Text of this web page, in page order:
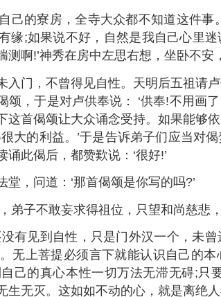
的寮房，全寺大众都不知道这件事
缘;如果说不好，自然是我自己心里
啊!’神秀在房中左思右想，坐卧不安
门，不曾得见自性。天明后五祖请卢
颂，于是对卢供奉说： ‘供奉!不用画
这首偈颂让大众诵念受持。如果能够
大的利益。’于是告诉弟子们应当对
此偈后，都赞歎说：‘很好!’
，问道：‘那首偈颂是你写的吗?’
子不敢妄求得祖位，只望和尚慈悲
见到自性，只是门外汉一个，未曾
无上菩提必须言下就能认识自己的
己的真心本性一切万法无滞无碍;只
无灭。这如如不动的心，就是离绝